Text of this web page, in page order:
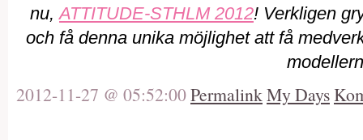
nu,ATTITUDE-STHLM 2012! Verkligen
och få denna unika möjlighet att få
2012-11-27 @ 05:52:00PermalinkMy Days